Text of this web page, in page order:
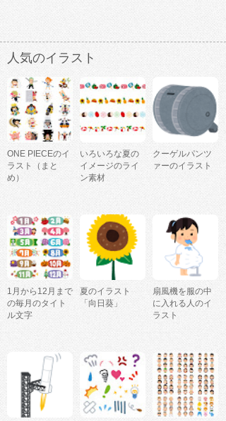
人気のイラスト
ONE PIECEのイ
ラスト（まと
め）
いろいろな夏の
イメージのライ
ン素材
クーゲルパンツ
ァーのイラスト
1月から12月まで
の毎月のタイト
ル文字
夏のイラスト
「向日葵」
扇風機を服の中
に入れる人のイ
ラスト